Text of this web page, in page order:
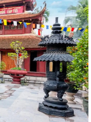
Chủ tịch Ủy ban nhân dân
1 năm vận hành mô hình
Tiếp công dân, luật khiếu
phòng chống tham nhũng